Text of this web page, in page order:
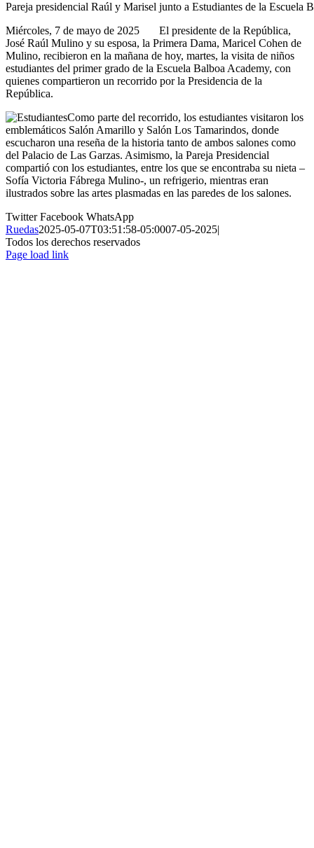
Pareja presidencial Raúl y Marisel junto a Estudiantes de la Escuela
Miércoles, 7 de mayo de 2025 El presidente de la República,
José Raúl Mulino y su esposa, la Primera Dama, Maricel Cohen de
Mulino, recibieron en la mañana de hoy, martes, la visita de niños
estudiantes del primer grado de la Escuela Balboa Academy, con
quienes compartieron un recorrido por la Presidencia de la
República.
Como parte del recorrido, los estudiantes visitaron los
emblemáticos Salón Amarillo y Salón Los Tamarindos, donde
escucharon una reseña de la historia tanto de ambos salones como
del Palacio de Las Garzas. Asimismo, la Pareja Presidencial
compartió con los estudiantes, entre los que se encontraba su nieta –
Sofía Victoria Fábrega Mulino-, un refrigerio, mientras eran
ilustrados sobre las artes plasmadas en las paredes de los salones.
TwitterFacebook WhatsApp
Ruedas2025-05-07T03:51:58-05:0007-05-2025|
Todos los derechos reservados
Page load link